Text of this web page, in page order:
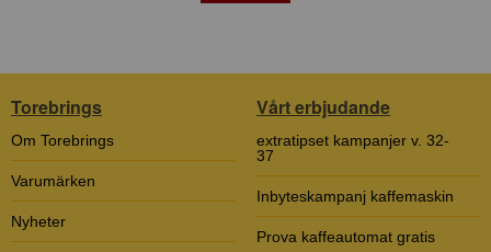
Torebrings
Om Torebrings
Varumärken
Nyheter
Vårt erbjudande
extratipset kampanjer v. 32-
37
Inbyteskampanj kaffemaskin
Prova kaffeautomat gratis